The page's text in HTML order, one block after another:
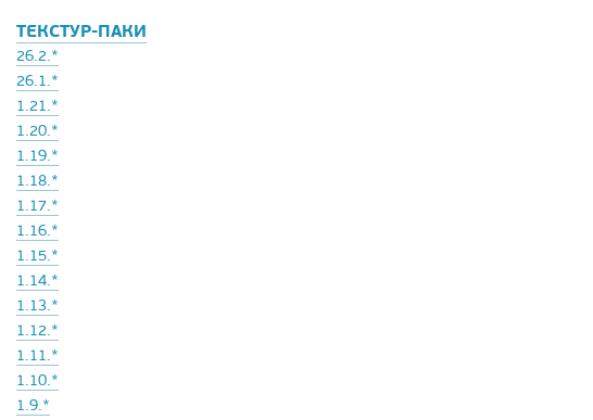
ТЕКСТУР-ПАКИ
26.2.*
26.1.*
1.21.*
1.20.*
1.19.*
1.18.*
1.17.*
1.16.*
1.15.*
1.14.*
1.13.*
1.12.*
1.11.*
1.10.*
1.9.*